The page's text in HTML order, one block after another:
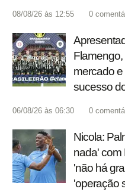
08/08/26 às 12:55 0
mercado
sucesso
06/08/26 às 06:30 0
Nicola:
nada' com
'não há
'operação